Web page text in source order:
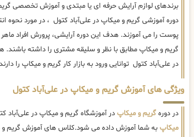
برندهای لوازم آرایش حرفه ای یا مبتدی و آموزش تخصصی
دوره آموزشی گریم و میکاپ در علی‌آباد کتول ، در مورد نحوه
پوست را می آموزند. هدف این دوره آرایشی، پرورش افراد
گریم و میکاپ مطابق با نظر و سلیقه مشتری را داشته باشند.
در علی‌آباد کتول توانایی ورود به بازار کار گریم و میکاپ را
ویژگی های آموزش گریم و میکاپ در علی‌آباد کتول
در دورهگریم و میکاپدر آموزشگاه گریم و میکاپ در علی‌آباد
میکاپبه شما آموزش داده می شود.کلاس های آموزش گریم و